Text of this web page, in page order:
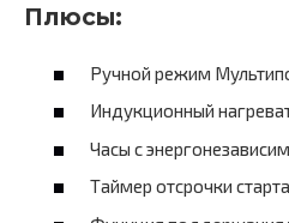
Плюсы:
Ручной режим
Индукционный
Часы с
Таймер отсрочки